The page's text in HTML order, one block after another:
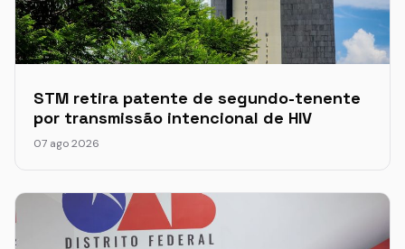
STM retira patente de segundo-tenente
por transmissão intencional de HIV
07 ago 2026